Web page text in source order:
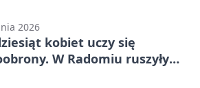
2026
kobiet uczy się
W Radomiu ruszyły